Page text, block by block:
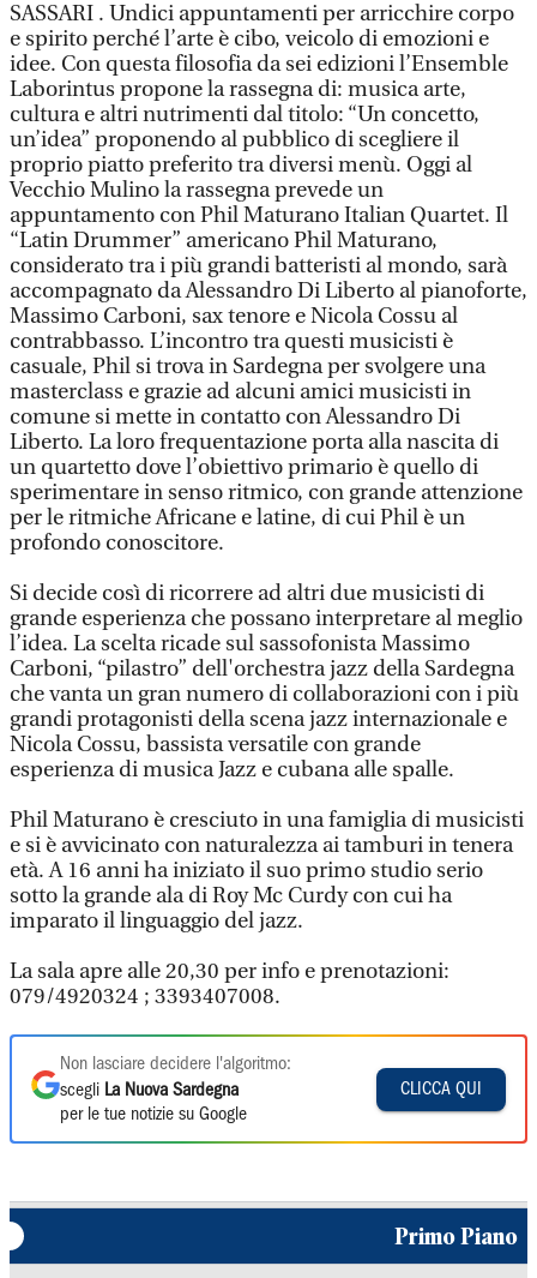
SASSARI . Undici appuntamenti per arricchire corpo
e spirito perché l’arte è cibo, veicolo di emozioni e
idee. Con questa filosofia da sei edizioni l’Ensemble
Laborintus propone la rassegna di: musica arte,
cultura e altri nutrimenti dal titolo: “Un concetto,
un’idea” proponendo al pubblico di scegliere il
proprio piatto preferito tra diversi menù. Oggi al
Vecchio Mulino la rassegna prevede un
appuntamento con Phil Maturano Italian Quartet. Il
“Latin Drummer” americano Phil Maturano,
considerato tra i più grandi batteristi al mondo, sarà
accompagnato da Alessandro Di Liberto al pianoforte,
Massimo Carboni, sax tenore e Nicola Cossu al
contrabbasso. L’incontro tra questi musicisti è
casuale, Phil si trova in Sardegna per svolgere una
masterclass e grazie ad alcuni amici musicisti in
comune si mette in contatto con Alessandro Di
Liberto. La loro frequentazione porta alla nascita di
un quartetto dove l’obiettivo primario è quello di
sperimentare in senso ritmico, con grande attenzione
per le ritmiche Africane e latine, di cui Phil è un
profondo conoscitore.
Si decide così di ricorrere ad altri due musicisti di
grande esperienza che possano interpretare al meglio
l’idea. La scelta ricade sul sassofonista Massimo
Carboni, “pilastro” dell'orchestra jazz della Sardegna
che vanta un gran numero di collaborazioni con i più
grandi protagonisti della scena jazz internazionale e
Nicola Cossu, bassista versatile con grande
esperienza di musica Jazz e cubana alle spalle.
Phil Maturano è cresciuto in una famiglia di musicisti
e si è avvicinato con naturalezza ai tamburi in tenera
età. A 16 anni ha iniziato il suo primo studio serio
sotto la grande ala di Roy Mc Curdy con cui ha
imparato il linguaggio del jazz.
La sala apre alle 20,30 per info e prenotazioni:
079/4920324 ; 3393407008.
Non lasciare decidere l'algoritmo:
scegli La Nuova Sardegna
per le tue notizie su Google
CLICCA QUI
Primo Piano